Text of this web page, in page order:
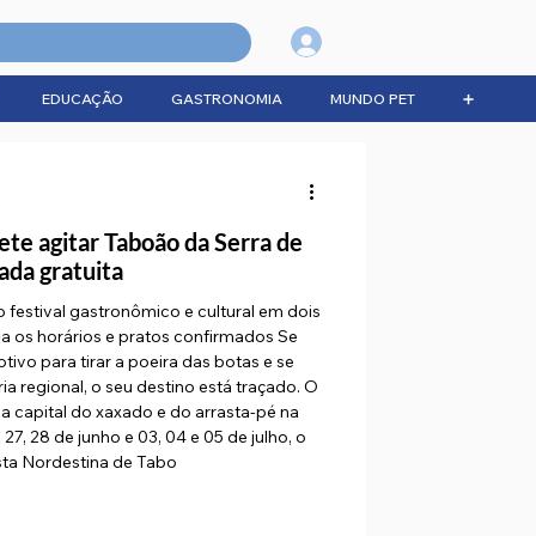
EDUCAÇÃO GASTRONOMIA MUNDO PET ➕
agitar Taboão da Serra de
gratuita
festival gastronômico e cultural em dois
os horários e pratos confirmados Se
para tirar a poeira das botas e se
regional, o seu destino está traçado. O
capital do xaxado e do arrasta-pé na
28 de junho e 03, 04 e 05 de julho, o
Nordestina de Tabo